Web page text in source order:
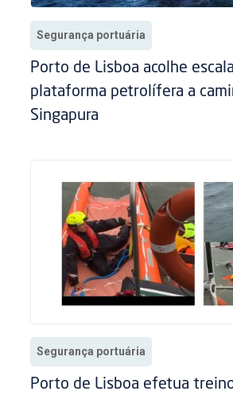
Segurança portuária
Porto de Lisboa acolhe
plataforma petrolífera a
Singapura
Segurança portuária
Porto de Lisboa efetua